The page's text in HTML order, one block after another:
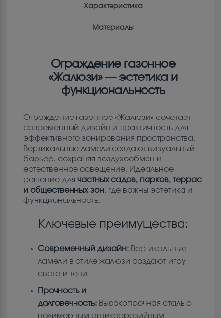
Характеристика
Материалы
Ограждение газонное
«Жалюзи» — эстетика и
функциональность
Ограждение газонное «Жалюзи» сочетает
современный дизайн и практичность для
эффективного зонирования пространства.
Вертикальные ламели создают визуальный
барьер, сохраняя воздухообмен и
естественное освещение. Идеальное
решение для частных садов, парков, террас
и общественных зон, где важны эстетика и
функциональность.
Ключевые преимущества:
Современный дизайн: Вертикальные
ламели в стиле жалюзи создают игру
света и тени
Прочность и
долговечность: Высокопрочная сталь с
полимерным антикоррозийным